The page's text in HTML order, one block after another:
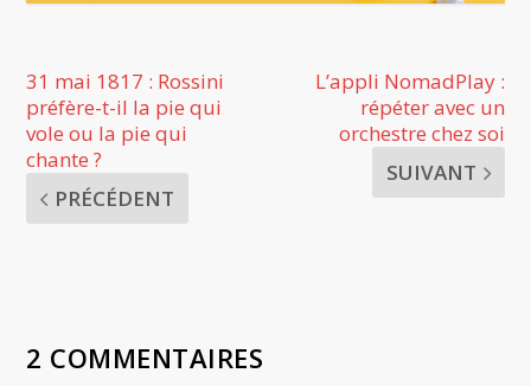
31 mai 1817 : Rossini
préfère-t-il la pie qui
vole ou la pie qui
chante ?
PRÉCÉDENT
L’appli NomadPlay :
répéter avec un
orchestre chez soi
SUIVANT
2 COMMENTAIRES